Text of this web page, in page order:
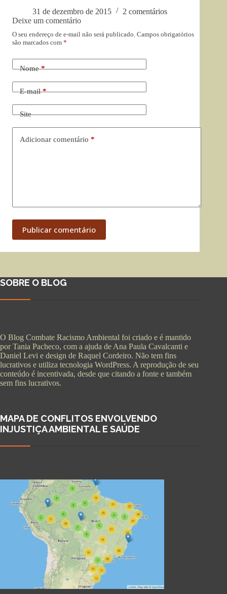
31 de dezembro de 2015
2 comentários
Deixe um comentário
O seu endereço de e-mail não será publicado. Campos obrigatórios
são marcados com *
Nome*
E-mail*
Site
Adicionar comentário *
Publicar comentário
SOBRE O BLOG
O Blog Combate Racismo Ambiental foi criado e é mantido
por Tania Pacheco, com a ajuda de Ana Paula Cavalcanti e
Daniel Levi e design de Raquel Cordeiro. Não tem fins
lucrativos e utiliza tecnologia WordPress. A reprodução de seu
conteúdo é incentivada, desde que citando a fonte e também
sem fins lucrativos.
MAPA DE CONFLITOS ENVOLVENDO
INJUSTIÇA AMBIENTAL E SAÚDE